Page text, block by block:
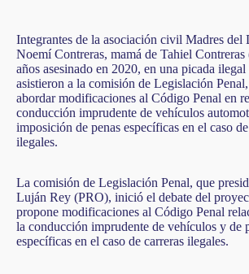
Integrantes de la asociación civil Madres del
Noemí Contreras, mamá de Tahiel
años asesinado en 2020, en una picada ilegal
asistieron a la comisión de Legislación
abordar modificaciones al Código Penal en
conducción imprudente de vehículos
imposición de penas específicas en el caso
ilegales.
La comisión de Legislación Penal, que
Luján Rey (PRO), inició el debate del
propone modificaciones al Código Penal
la conducción imprudente de vehículos y de
específicas en el caso de carreras ilegales.